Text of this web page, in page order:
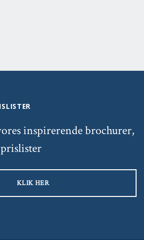
inspirerende brochurer,
prislister
KLIK HER